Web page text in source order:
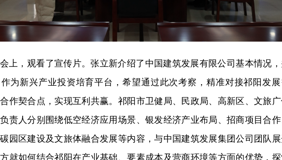
上，观看了宣传片。张立新介绍了中国建筑发展有限公司基本情况
为新兴产业投资培育平台，希望通过此次考察，精准对接祁阳发
作契合点，实现互利共赢。祁阳市卫健局、民政局、高新区、文旅
责人分别围绕低空经济应用场景、银发经济产业布局、招商项目合
园区建设及文旅体融合发展等内容，与中国建筑发展集团公司团队
就如何结合祁阳在产业基础、要素成本及营商环境等方面的优势，